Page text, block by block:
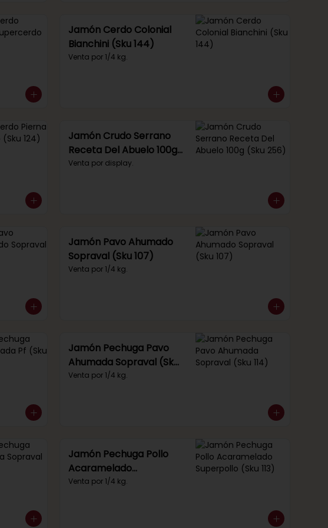
Jamón Cerdo Colonial
Bianchini (Sku 144)
Venta por 1/4 kg.
Jamón Crudo Serrano
Receta Del Abuelo 100g
(Sku 256)
Venta por display.
Jamón Pavo Ahumado
Sopraval (Sku 107)
Venta por 1/4 kg.
Jamón Pechuga Pavo
Ahumada Sopraval (Sku
114)
Venta por 1/4 kg.
Jamón Pechuga Pollo
Acaramelado
Superpollo (Sku 113)
Venta por 1/4 kg.